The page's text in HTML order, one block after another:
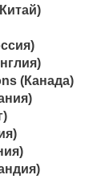
(Канада)